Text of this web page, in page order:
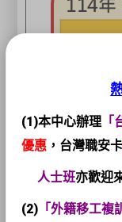
(1)本中心辦理「
優惠，台灣職安卡
人士班亦歡迎
(2)「外籍移工複